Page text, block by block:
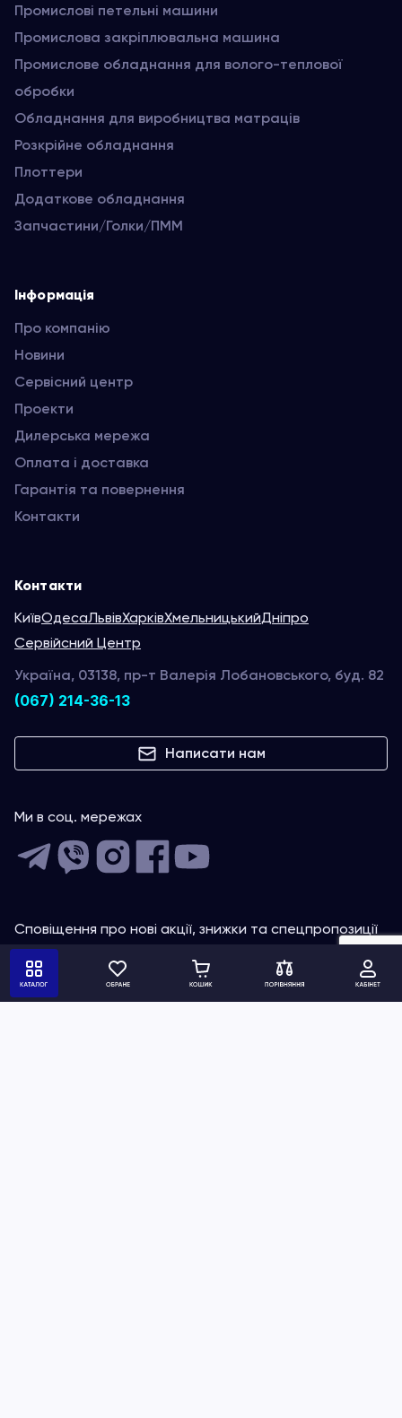
Промислові петельні машини
Промислова закріплювальна машина
Промислове обладнання для волого-теплової
обробки
Обладнання для виробництва матраців
Розкрійне обладнання
Плоттери
Додаткове обладнання
Запчастини/Голки/ПММ
Інформація
Про компанію
Новини
Сервісний центр
Проекти
Дилерська мережа
Оплата і доставка
Гарантія та повернення
Контакти
Контакти
КиївОдесаЛьвівХарківХмельницькийДніпро
Сервійсний Центр
Україна, 03138, пр-т Валерія Лобановського, буд. 82
(067) 214-36-13
Написати нам
Ми в соц. мережах
Сповіщення про нові акції, знижки та спецпропозиції